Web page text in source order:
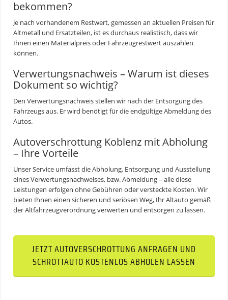
bekommen?
Je nach vorhandenem Restwert, gemessen an aktuellen Preisen für
Altmetall und Ersatzteilen, ist es durchaus realistisch, dass wir
Ihnen einen Materialpreis oder Fahrzeugrestwert auszahlen
können.
Verwertungsnachweis – Warum ist dieses
Dokument so wichtig?
Den Verwertungsnachweis stellen wir nach der Entsorgung des
Fahrzeugs aus. Er wird benötigt für die endgültige Abmeldung des
Autos.
Autoverschrottung Koblenz mit Abholung
– Ihre Vorteile
Unser Service umfasst die Abholung, Entsorgung und Ausstellung
eines Verwertungsnachweises, bzw. Abmeldung – alle diese
Leistungen erfolgen ohne Gebühren oder versteckte Kosten. Wir
bieten Ihnen einen sicheren und seriösen Weg, Ihr Altauto gemäß
der Altfahrzeugverordnung verwerten und entsorgen zu lassen.
JETZT AUTOVERSCHROTTUNG ANFRAGEN UND
SCHROTTAUTO KOSTENLOS ABHOLEN LASSEN